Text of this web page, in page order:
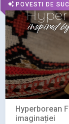
POVESTI DE
Hyperborean
imaginației